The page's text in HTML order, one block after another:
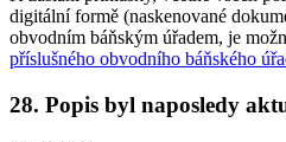
digitální formě (naskenované
obvodním báňským úřadem, je
příslušného obvodního báňského
28. Popis byl naposledy